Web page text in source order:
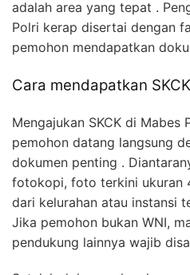
adalah area yang tepat .
Polri kerap disertai dengan
pemohon mendapatkan
Cara mendapatkan
Mengajukan SKCK di Mabes
pemohon datang langsung
dokumen penting .
fotokopi, foto terkini ukuran
dari kelurahan atau instansi
Jika pemohon bukan WNI,
pendukung lainnya wajib